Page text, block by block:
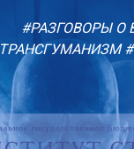
#РАЗГОВОРЫ
ТРАНСГУМАНИЗМ